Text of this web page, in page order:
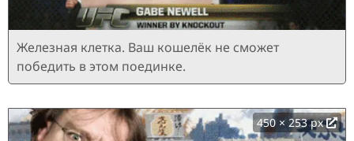
Железная клетка. Ваш кошелёк не сможет
победить в этом поединке.
450 × 253 px